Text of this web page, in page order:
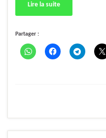
Lire la suite
Partager :